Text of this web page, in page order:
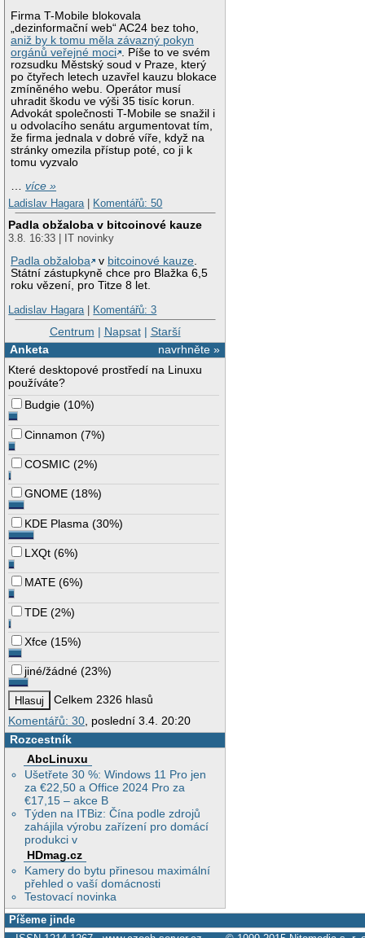
Firma T-Mobile blokovala
„dezinformační web“ AC24 bez toho,
aniž by k tomu měla závazný pokyn
orgánů veřejné moci
. Píše to ve svém
rozsudku Městský soud v Praze, který
po čtyřech letech uzavřel kauzu blokace
zmíněného webu. Operátor musí
uhradit škodu ve výši 35 tisíc korun.
Advokát společnosti T-Mobile se snažil i
u odvolacího senátu argumentovat tím,
že firma jednala v dobré víře, když na
stránky omezila přístup poté, co ji k
tomu vyzvalo
…více »
Ladislav Hagara| Komentářů: 50
Padla obžaloba v bitcoinové kauze
3.8. 16:33 | IT novinky
Padla obžaloba
v bitcoinové kauze.
Státní zástupkyně chce pro Blažka 6,5
roku vězení, pro Titze 8 let.
Ladislav Hagara| Komentářů: 3
Centrum | Napsat| Starší
navrhněte »
Anketa
Které desktopové prostředí na Linuxu
používáte?
Budgie (10%)
Cinnamon (7%)
COSMIC (2%)
GNOME (18%)
KDE Plasma (30%)
LXQt (6%)
MATE (6%)
TDE (2%)
Xfce (15%)
jiné/žádné (23%)
Celkem 2326 hlasů
Komentářů: 30 , poslední 3.4. 20:20
Rozcestník
AbcLinuxu
Ušetřete 30 %: Windows 11 Pro jen
za €22,50 a Office 2024 Pro za
€17,15 – akce B
Týden na ITBiz: Čína podle zdrojů
zahájila výrobu zařízení pro domácí
produkci v
HDmag.cz
Kamery do bytu přinesou maximální
přehled o vaší domácnosti
Testovací novinka
Píšeme jinde